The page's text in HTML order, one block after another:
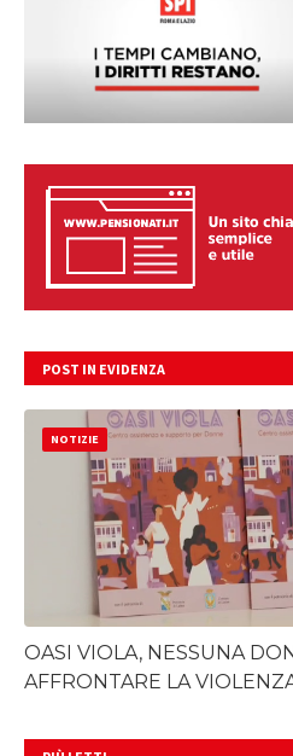
POST IN EVIDENZA
NOTIZIE
OASI VIOLA, NESSUNA
AFFRONTARE LA